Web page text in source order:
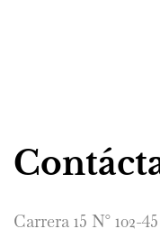
Carrera 15 N° 102-45